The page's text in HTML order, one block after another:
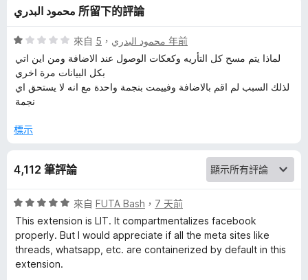
k
C
o
t
a
i
n
محمود البدري 所留下的評論
評
，
分
來自 محمود البدري ，
5 年前
لماذا يتم مسح كل التأريه وكعكات الوصول عند الاضافة ومن اين اتي
بكل البيانات مرة اخري
لذلك السبب لم اقم بالاضافة وفييمت بنجمة واحدة مع انه لا يستحق اي
نجمة
標示
4,112 筆評論
評
價
5
分
，
來自 FUTA Bash ， 7 天前
This extension is LIT. It compartmentalizes facebook
properly. But I would appreciate if all the meta sites like
threads, whatsapp, etc. are containerized by default in this
extension.